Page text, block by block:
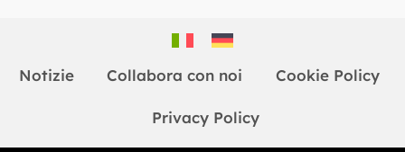
Notizie Collabora con noi Cookie Policy
Privacy Policy